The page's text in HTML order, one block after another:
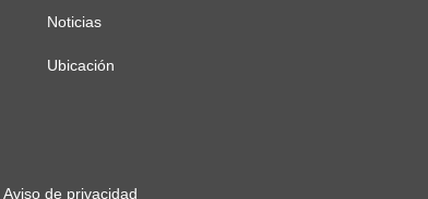
Noticias
Ubicación
Aviso de privacidad